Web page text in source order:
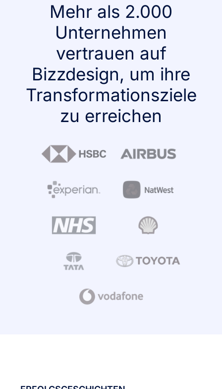
Mehr als 2.000
Unternehmen
vertrauen auf
Bizzdesign, um ihre
Transformationsziele
zu erreichen